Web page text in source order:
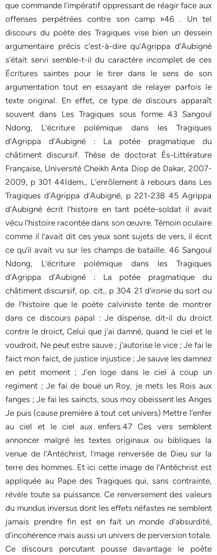
que commande l’impératif oppressant de réagir face aux
offenses perpétrées contre son camp »46 . Un tel
discours du poète des Tragiques vise bien un dessein
argumentaire précis c’est-à-dire qu’Agrippa d’Aubigné
s’était servi semble-t-il du caractère incomplet de ces
Écritures saintes pour le tirer dans le sens de son
argumentation tout en essayant de relayer parfois le
texte original. En effet, ce type de discours apparaît
souvent dans Les Tragiques sous forme 43 Sangoul
Ndong, L’écriture polémique dans les Tragiques
d’Agrippa d’Aubigné : La potée pragmatique du
châtiment discursif. Thèse de doctorat Ès-Littérature
Française, Université Cheikh Anta Diop de Dakar, 2007-
2009, p 301 44Idem., L’enrôlement à rebours dans Les
Tragiques d’Agrippa d’Aubigné, p 221-238 45 Agrippa
d’Aubigné écrit l’histoire en tant poète-soldat il avait
vécu l’histoire racontée dans son œuvre. Témoin oculaire
comme il l’avait dit ces yeux sont sujets de vers, il écrit
ce qu’il avait vu sur les champs de bataille. 46 Sangoul
Ndong, L’écriture polémique dans les Tragiques
d’Agrippa d’Aubigné : La potée pragmatique du
châtiment discursif, op. cit., p 304 21 d’ironie du sort ou
de l’histoire que le poète calviniste tente de montrer
dans ce discours papal : Je dispense, dit-il du droict
contre le droict, Celui que j’ai damné, quand le ciel et le
voudroit, Ne peut estre sauve ; j’autorise le vice ; Je fai le
faict mon faict, de justice injustice ; Je sauve les damnez
en petit moment ; J’en loge dans le ciel à coup un
regiment ; Je fai de bouë un Roy, je mets les Rois aux
fanges ; Je fai les saincts, sous moy obeissent les Anges
Je puis (cause première à tout cet univers) Mettre l’enfer
au ciel et le ciel aux enfers.47 Ces vers semblent
annoncer malgré les textes originaux ou bibliques la
venue de l’Antéchrist, l’mage renversée de Dieu sur la
terre des hommes. Et ici cette image de l’Antéchrist est
appliquée au Pape des Tragiques qui, sans contrainte,
révèle toute sa puissance. Ce renversement des valeurs
du mundus inversus dont les effets néfastes ne semblent
jamais prendre fin est en fait un monde d’absurdité,
d’incohérence mais aussi un univers de perversion totale.
Ce discours percutant pousse davantage le poète